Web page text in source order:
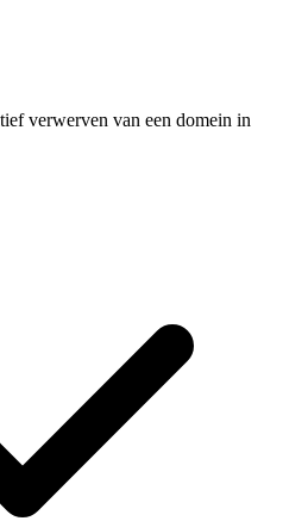
verwerven van een domein in